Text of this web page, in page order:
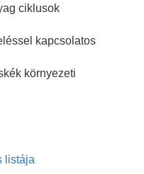
ciklusok
kapcsolatos
környezeti
listája